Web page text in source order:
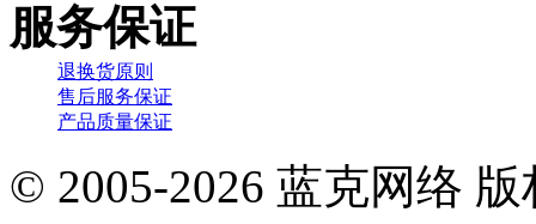
服务保证
退换货原则
售后服务保证
产品质量保证
© 2005-2026 蓝克网络